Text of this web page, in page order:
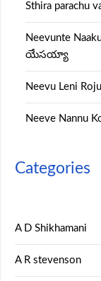
Sthira parachu
Neevunte
యేసయ్యా
Neevu Leni
Neeve Nannu
Categories
A D Shikhamani
A R stevenson